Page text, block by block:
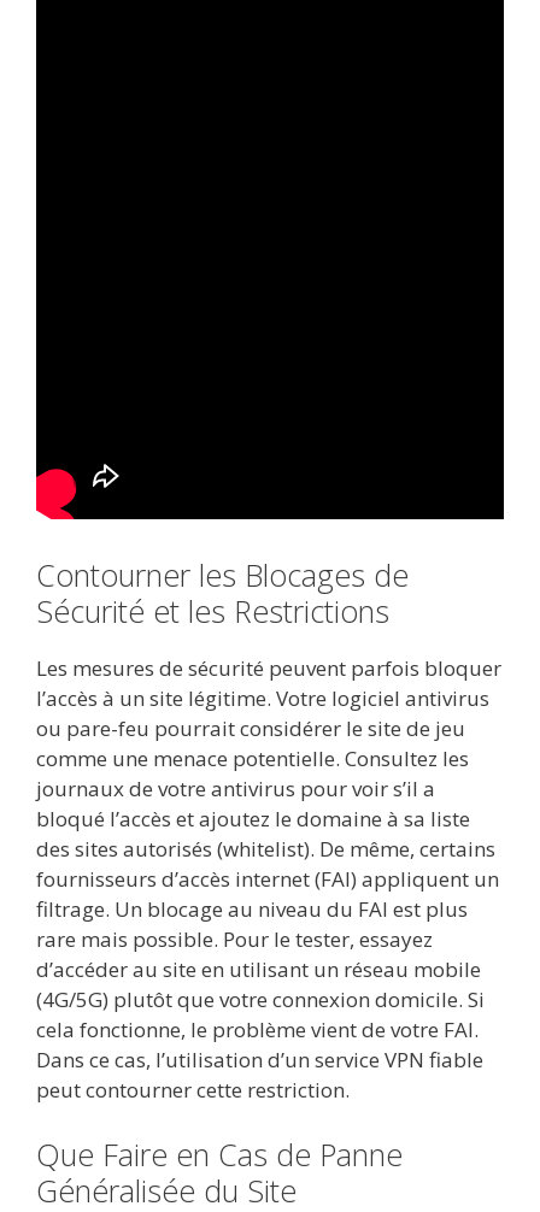
Contourner les Blocages de
Sécurité et les Restrictions
Les mesures de sécurité peuvent parfois bloquer
l’accès à un site légitime. Votre logiciel antivirus
ou pare-feu pourrait considérer le site de jeu
comme une menace potentielle. Consultez les
journaux de votre antivirus pour voir s’il a
bloqué l’accès et ajoutez le domaine à sa liste
des sites autorisés (whitelist). De même, certains
fournisseurs d’accès internet (FAI) appliquent un
filtrage. Un blocage au niveau du FAI est plus
rare mais possible. Pour le tester, essayez
d’accéder au site en utilisant un réseau mobile
(4G/5G) plutôt que votre connexion domicile. Si
cela fonctionne, le problème vient de votre FAI.
Dans ce cas, l’utilisation d’un service VPN fiable
peut contourner cette restriction.
Que Faire en Cas de Panne
Généralisée du Site